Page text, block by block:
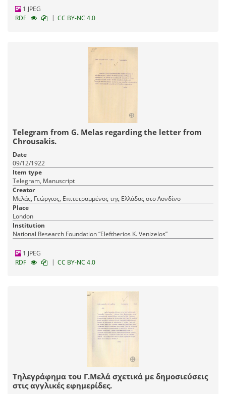
1 JPEG
RDF
| CC BY-NC 4.0
Telegram from G. Melas regarding the letter from
Chrousakis.
Date
09/12/1922
Item type
Telegram, Manuscript
Creator
Μελάς, Γεώργιος, Επιτετραμμένος της Ελλάδας στο Λονδίνο
Place
London
Institution
National Research Foundation “Eleftherios K. Venizelos”
1 JPEG
RDF
| CC BY-NC 4.0
Τηλεγράφημα του Γ.Μελά σχετικά με δημοσιεύσεις
στις αγγλικές εφημερίδες.